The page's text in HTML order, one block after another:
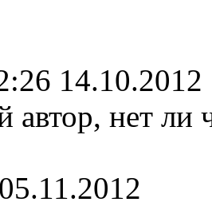
14.10.2012
нет ли